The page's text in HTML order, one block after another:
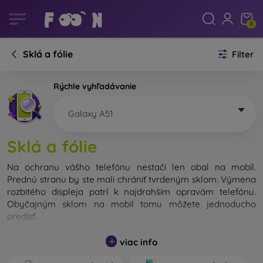
0
Sklá a fólie Filter
Rýchle vyhľadávanie
Galaxy A51
Sklá a fólie
Na ochranu vášho telefónu nestačí len obal na mobil.
Prednú stranu by ste mali chrániť tvrdeným sklom. Výmena
rozbitého displeja patrí k najdrahším opravám telefónu.
Obyčajným sklom na mobil tomu môžete jednoducho
predísť.
Nerozbitné sklo na mobil síce neexistuje, no v prípade pádu
ostane váš displej zväčša neporušený. Výber tvrdeného
viac info